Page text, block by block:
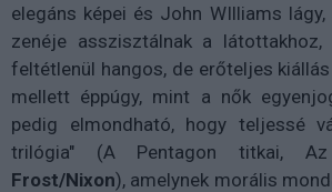
elegáns képei és John WIlliams
zenéje asszisztálnak a
feltétlenül hangos, de erőteljes
mellett éppúgy, mint a nők
pedig elmondható, hogy teljessé
trilógia" (A Pentagon titkai, Az
Frost/Nixon), amelynek morális